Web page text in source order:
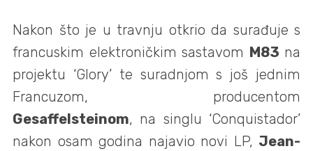
Nakon što je u travnju otkrio da surađuje s
francuskim elektroničkim sastavom M83 na
projektu ‘Glory’ te suradnjom s još jednim
Francuzom, producentom
Gesaffelsteinom, na singlu ‘Conquistador’
nakon osam godina najavio novi LP, Jean-